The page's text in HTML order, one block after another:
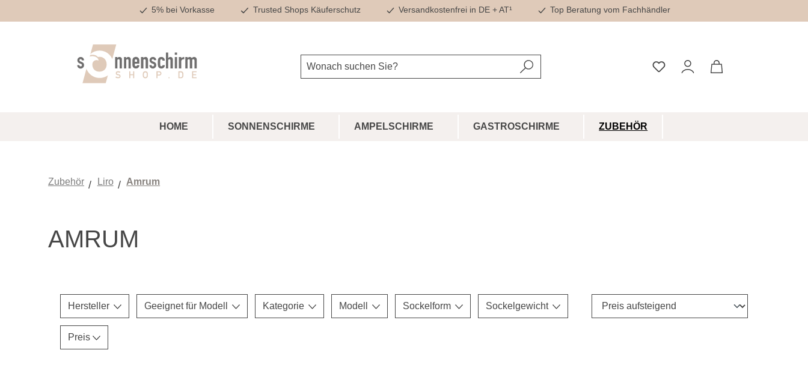
Zur Hauptnavigation springen 5% bei Vorkasse Trusted Shops Käuferschutz Versandkostenfrei in DE + AT¹ Top Beratung vom Fachhändler
Du hast 0 Produkte auf dem
HOME SONNENSCHIRME AMPELSCHIRME GASTROSCHIRME ZUBEHÖR
Zubehör Liro Amrum
AMRUM
Hersteller Geeignet für Modell Kategorie Modell Sockelform Sockelgewicht
Preis